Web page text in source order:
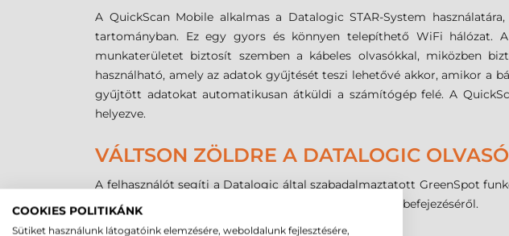
A QuickScan Mobile alkalmas a Datalogic STAR-System
tartományban. Ez egy gyors és könnyen telepíthető WiFi hálózat.
munkaterületet biztosít szemben a kábeles olvasókkal, miközben
használható, amely az adatok gyűjtését teszi lehetővé akkor, amikor a
gyűjtött adatokat automatikusan átküldi a számítógép felé. A
helyezve.
VÁLTSON ZÖLDRE A DATALOGIC
A felhasználót segíti a Datalogic által szabadalmaztatott GreenSpot
hangos környezetben is meggyőződhetünk a művelet befejezéséről.
COOKIES POLITIKÁNK
Sütiket használunk látogatóink elemzésére, weboldalunk fejlesztésére,